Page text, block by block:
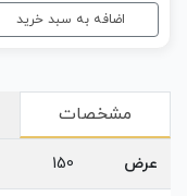
اضافه به سبد خرید
مشخصات
عرض 150